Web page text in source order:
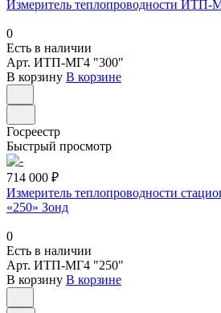
Измеритель теплопроводности ИТП-
0
Есть в наличии
Арт. ИТП-МГ4 "300"
В корзину В корзине
Госреестр
Быстрый просмотр
714 000 ₽
Измеритель теплопроводности
«250» Зонд
0
Есть в наличии
Арт. ИТП-МГ4 "250"
В корзину В корзине